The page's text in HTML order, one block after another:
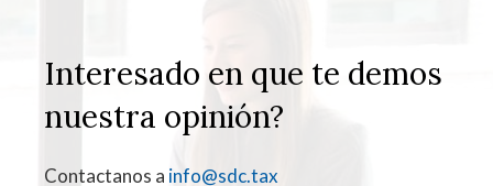
Interesado en que te demos
nuestra opinión?
Contactanos a info@sdc.tax